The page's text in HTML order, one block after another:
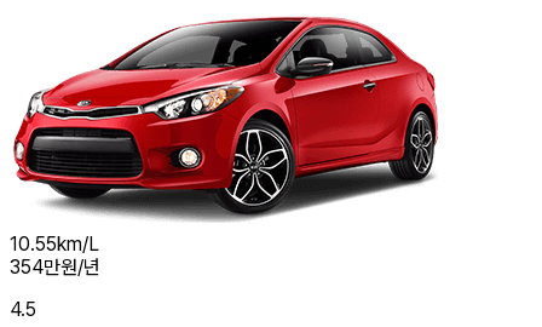
10.55km/L
354만원/년
4.5